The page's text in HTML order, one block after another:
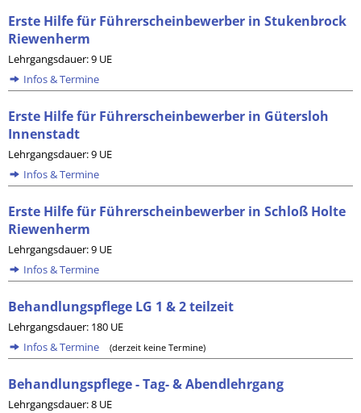
Erste Hilfe für Führerscheinbewerber in Stukenbrock
Riewenherm
Lehrgangsdauer: 9 UE
Infos & Termine
Erste Hilfe für Führerscheinbewerber in Gütersloh
Innenstadt
Lehrgangsdauer: 9 UE
Infos & Termine
Erste Hilfe für Führerscheinbewerber in Schloß Holte
Riewenherm
Lehrgangsdauer: 9 UE
Infos & Termine
Behandlungspflege LG 1 & 2 teilzeit
Lehrgangsdauer: 180 UE
Infos & Termine
(derzeit keine Termine)
Behandlungspflege - Tag- & Abendlehrgang
Lehrgangsdauer: 8 UE